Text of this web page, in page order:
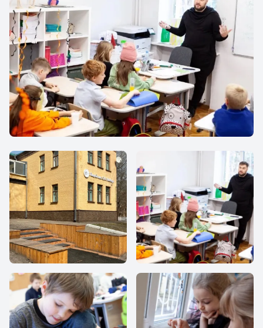
Лицей им. С.Н.
Нюберг, ул.
Нагорная, д.12, к.2
Урок